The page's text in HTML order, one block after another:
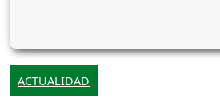
ACTUALIDAD